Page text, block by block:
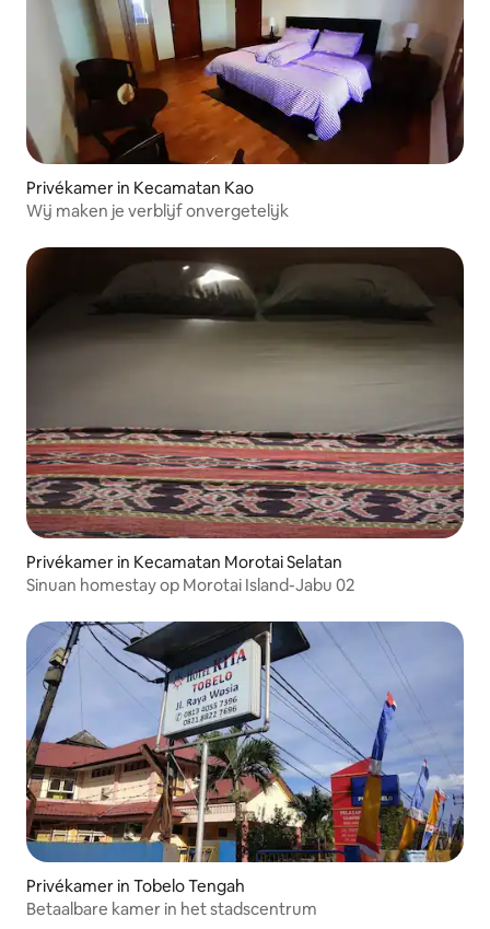
Privékamer in Kecamatan Kao
Wij maken je verblijf onvergetelijk
Privékamer in Kecamatan Morotai Selatan
Sinuan homestay op Morotai Island-Jabu 02
Privékamer in Tobelo Tengah
Betaalbare kamer in het stadscentrum